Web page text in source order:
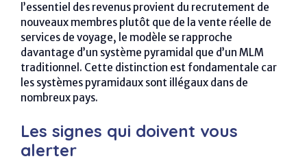
l’essentiel des revenus provient du recrutement de
nouveaux membres plutôt que de la vente réelle de
services de voyage, le modèle se rapproche
davantage d’un système pyramidal que d’un MLM
traditionnel. Cette distinction est fondamentale car
les systèmes pyramidaux sont illégaux dans de
nombreux pays.
Les signes qui doivent vous
alerter